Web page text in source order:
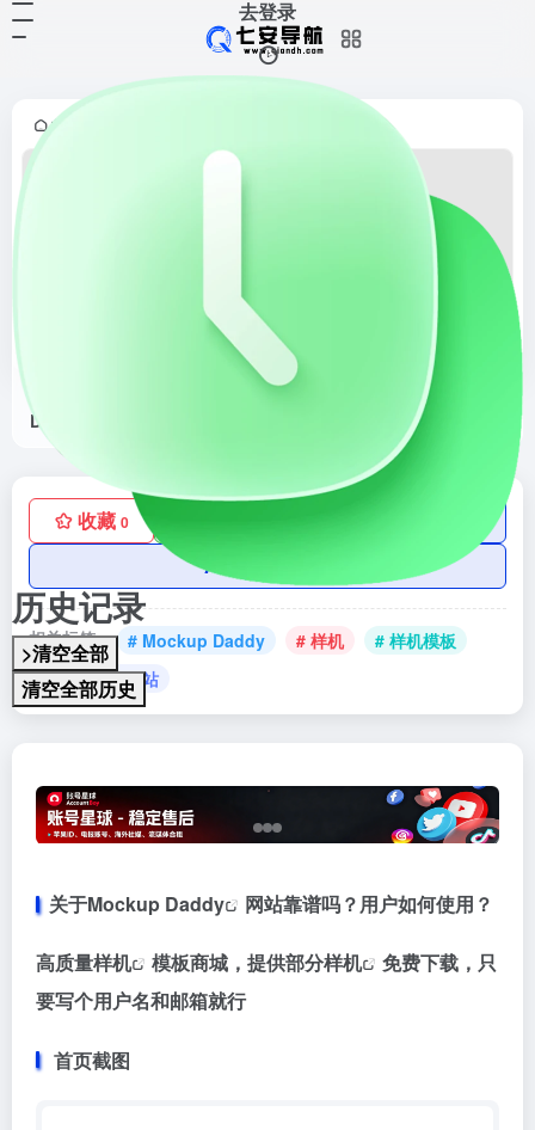
去登录
历史记录
>清空全部
清空全部历史
首页
Mockup Daddy
收藏 0
AI账号购买
相关标签： # Mockup Daddy # 样机
# 样机模板
# 样机模板网站
关于Mockup Daddy 网站靠谱吗？用户如何使用？
高质量样机 模板商城，提供部分样机
免费下载，只
要写个用户名和邮箱就行
首页截图